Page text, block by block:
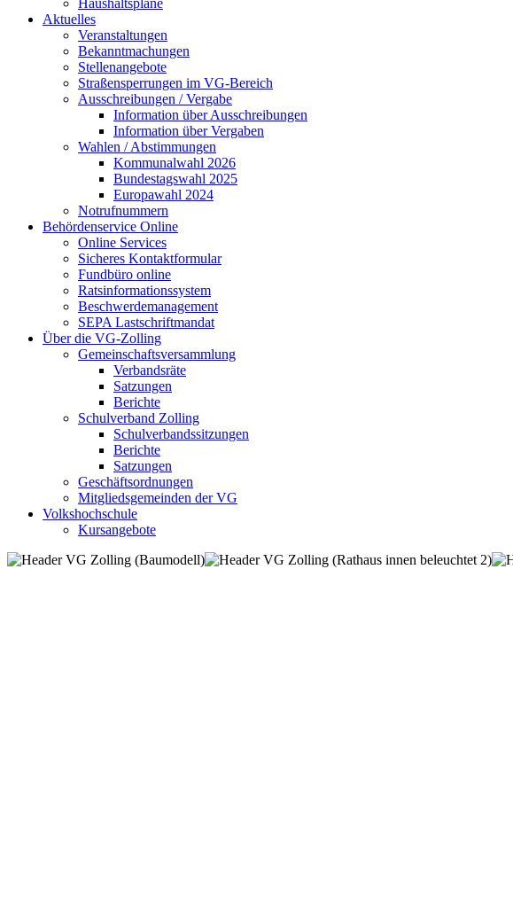
Haushaltspläne
Aktuelles
Veranstaltungen
Bekanntmachungen
Stellenangebote
Straßensperrungen im VG-Bereich
Ausschreibungen / Vergabe
Information über Ausschreibungen
Information über Vergaben
Wahlen / Abstimmungen
Kommunalwahl 2026
Bundestagswahl 2025
Europawahl 2024
Notrufnummern
Behördenservice Online
Online Services
Sicheres Kontaktformular
Fundbüro online
Ratsinformationssystem
Beschwerdemanagement
SEPA Lastschriftmandat
Über die VG-Zolling
Gemeinschaftsversammlung
Verbandsräte
Satzungen
Berichte
Schulverband Zolling
Schulverbandssitzungen
Berichte
Satzungen
Geschäftsordnungen
Mitgliedsgemeinden der VG
Volkshochschule
Kursangebote